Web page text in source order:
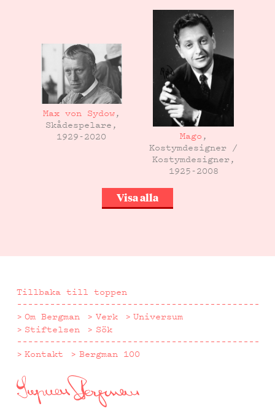
Max von Sydow,
Skådespelare,
1929-2020
Mago ,
Kostymdesigner /
Kostymdesigner,
1925-2008
Visa alla
Tillbaka till toppen
Om Bergman
Verk
Universum
Stiftelsen
Sök
Kontakt
Bergman 100